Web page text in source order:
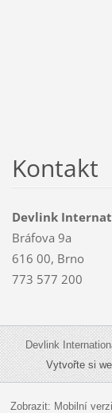
Kontakt
Devlink
Bráfova 9a
616 00, Brno
773 577 200
Devlink
Vytvořte si
Zobrazit: Mobilní verzi